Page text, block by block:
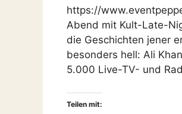
https://
Abend mit Kult-Late-
die Geschichten jener
besonders hell: Ali
5.000 Live-TV- und
Teilen mit: